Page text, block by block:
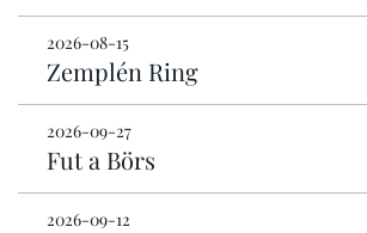
2026-08-15
Zemplén Ring
2026-09-27
Fut a Börs
2026-09-12